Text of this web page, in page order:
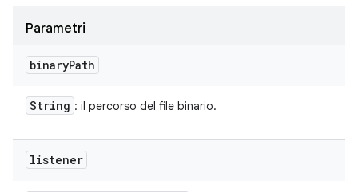
Parametri
binaryPath
String : il percorso del file binario.
listener